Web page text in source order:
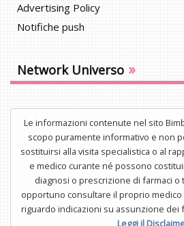
Advertising Policy
Notifiche push
Network Universo »
Le informazioni contenute nel sito
scopo puramente informativo e non
sostituirsi alla visita specialistica o al
e medico curante né possono
diagnosi o prescrizione di farmaci o
opportuno consultare il proprio
riguardo indicazioni su assunzione dei
Leggi il